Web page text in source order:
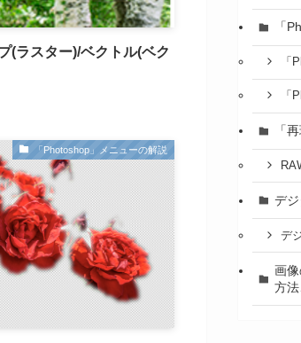
(ラスター)/ベクトル(ベク
「Photoshop」メニューの解説
「
「
「
「
デ
デ
画
方